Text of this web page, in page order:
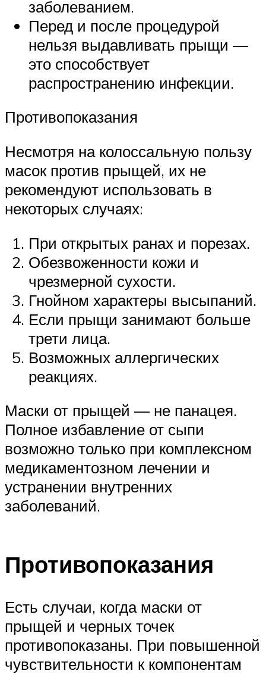
заболеванием.
Перед и после процедурой
нельзя выдавливать прыщи —
это способствует
распространению инфекции.
Противопоказания
Несмотря на колоссальную пользу
масок против прыщей, их не
рекомендуют использовать в
некоторых случаях:
При открытых ранах и порезах.
Обезвоженности кожи и
чрезмерной сухости.
Гнойном характеры высыпаний.
Если прыщи занимают больше
трети лица.
Возможных аллергических
реакциях.
Маски от прыщей — не панацея.
Полное избавление от сыпи
возможно только при комплексном
медикаментозном лечении и
устранении внутренних
заболеваний.
Противопоказания
Есть случаи, когда маски от
прыщей и черных точек
противопоказаны. При повышенной
чувствительности к компонентам